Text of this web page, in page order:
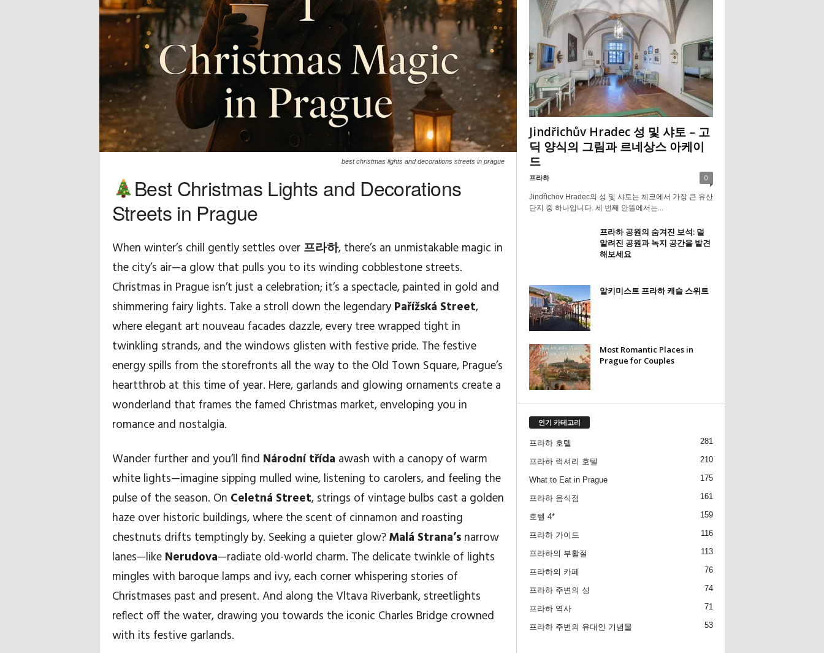
best christmas lights and decorations streets in prague
Best Christmas Lights and Decorations
Streets in Prague
When winter’s chill gently settles over 프라하, there’s an unmistakable magic in
the city’s air—a glow that pulls you to its winding cobblestone streets.
Christmas in Prague isn’t just a celebration; it’s a spectacle, painted in gold and
shimmering fairy lights. Take a stroll down the legendaryPařížská Street,
where elegant art nouveau facades dazzle, every tree wrapped tight in
twinkling strands, and the windows glisten with festive pride. The festive
energy spills from the storefronts all the way to the Old Town Square, Prague’s
heartthrob at this time of year. Here, garlands and glowing ornaments create a
wonderland that frames the famed Christmas market, enveloping you in
romance and nostalgia.
Wander further and you’ll find Národní třída awash with a canopy of warm
white lights—imagine sipping mulled wine, listening to carolers, and feeling the
pulse of the season. On Celetná Street, strings of vintage bulbs cast a golden
haze over historic buildings, where the scent of cinnamon and roasting
chestnuts drifts temptingly by. Seeking a quieter glow?Malá Strana’snarrow
lanes—like Nerudova—radiate old-world charm. The delicate twinkle of lights
mingles with baroque lamps and ivy, each corner whispering stories of
Christmases past and present. And along the Vltava Riverbank, streetlights
reflect off the water, drawing you towards the iconic Charles Bridge crowned
with its festive garlands.
Jindřichův Hradec 성 및 샤토 – 고
딕 양식의 그림과 르네상스 아케이
드
프라하 0
Jindřichov Hradec의 성 및 샤토는 체코에서 가장 큰 유산
단지 중 하나입니다. 세 번째 안뜰에서는...
프라하 공원의 숨겨진 보석: 덜
알려진 공원과 녹지 공간을 발견
해보세요
알키미스트 프라하 캐슬 스위트
Most Romantic Places in
Prague for Couples
인기 카테고리
프라하 호텔 281
프라하 럭셔리 호텔 210
What to Eat in Prague 175
프라하 음식점 161
호텔 4* 159
프라하 가이드 116
프라하의 부활절 113
프라하의 카페 76
프라하 주변의 성 74
프라하 역사 71
프라하 주변의 유대인 기념물 53